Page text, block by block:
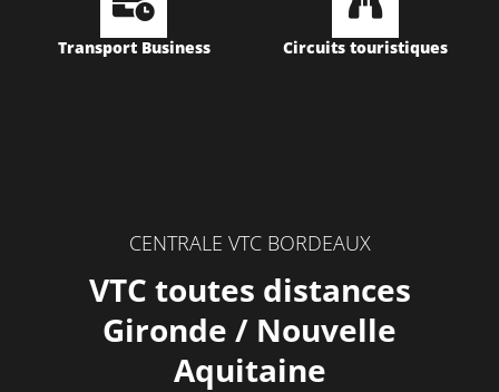
Transport Business Circuits touristiques
CENTRALE VTC BORDEAUX
VTC toutes distances
Gironde / Nouvelle
Aquitaine